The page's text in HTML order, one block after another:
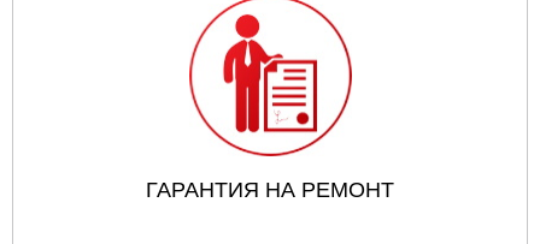
ГАРАНТИЯ НА РЕМОНТ